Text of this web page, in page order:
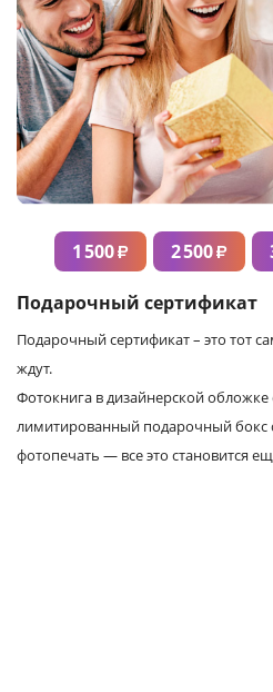
1 500₽ 2 500₽
Подарочный сертификат
Подарочный сертификат – это тот
ждут.
Фотокнига в дизайнерской обложке
лимитированный подарочный бокс
фотопечать — все это становится